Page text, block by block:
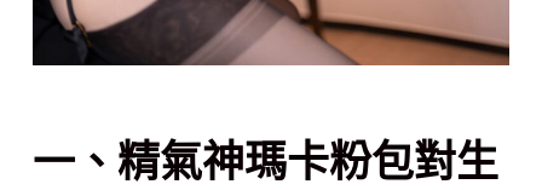
一、精氣神瑪卡粉包對生